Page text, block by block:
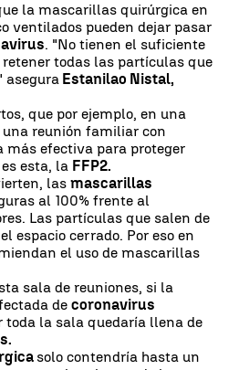
la mascarillas quirúrgica en
ventilados pueden dejar pasar
. "No tienen el suficiente
todas las partículas que
asegura Estanilao Nistal,
que por ejemplo, en una
una reunión familiar con
más efectiva para proteger
es esta, la FFP2.
las mascarillas
al 100% frente al
Las partículas que salen de
espacio cerrado. Por eso en
el uso de mascarillas
sala de reuniones, si la
de coronavirus
la sala quedaría llena de
solo contendría hasta un